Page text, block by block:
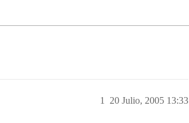
20 Julio, 2005 13:33
1